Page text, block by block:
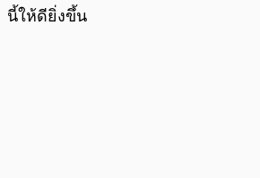
นี้ให้ดียิ่งขึ้น